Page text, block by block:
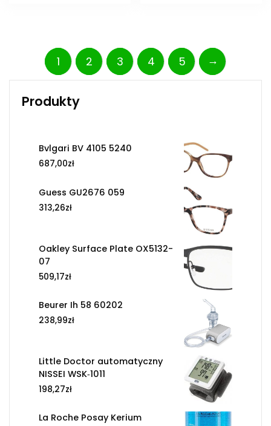
1 2 3 4 5 →
Produkty
Bvlgari BV 4105 5240
687,00zł
Guess GU2676 059
313,26zł
Oakley Surface Plate OX5132-
07
509,17zł
Beurer Ih 58 60202
238,99zł
Little Doctor automatyczny
NISSEI WSK‐1011
198,27zł
La Roche Posay Kerium